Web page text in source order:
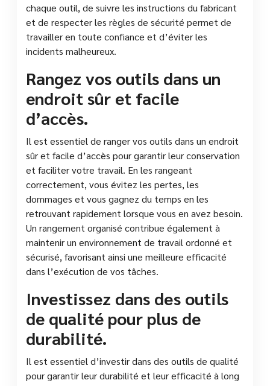
chaque outil, de suivre les instructions du fabricant
et de respecter les règles de sécurité permet de
travailler en toute confiance et d’éviter les
incidents malheureux.
Rangez vos outils dans un
endroit sûr et facile
d’accès.
Il est essentiel de ranger vos outils dans un endroit
sûr et facile d’accès pour garantir leur conservation
et faciliter votre travail. En les rangeant
correctement, vous évitez les pertes, les
dommages et vous gagnez du temps en les
retrouvant rapidement lorsque vous en avez besoin.
Un rangement organisé contribue également à
maintenir un environnement de travail ordonné et
sécurisé, favorisant ainsi une meilleure efficacité
dans l’exécution de vos tâches.
Investissez dans des outils
de qualité pour plus de
durabilité.
Il est essentiel d’investir dans des outils de qualité
pour garantir leur durabilité et leur efficacité à long